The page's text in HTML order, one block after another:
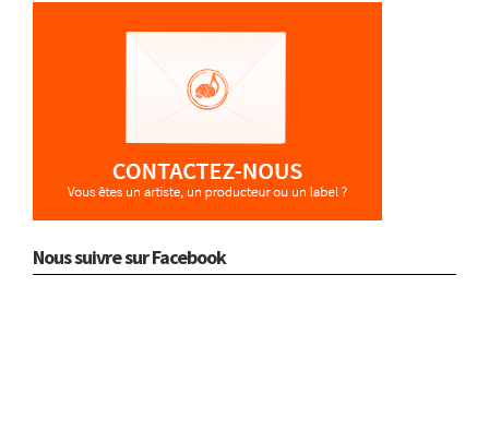
Nous suivre sur Facebook